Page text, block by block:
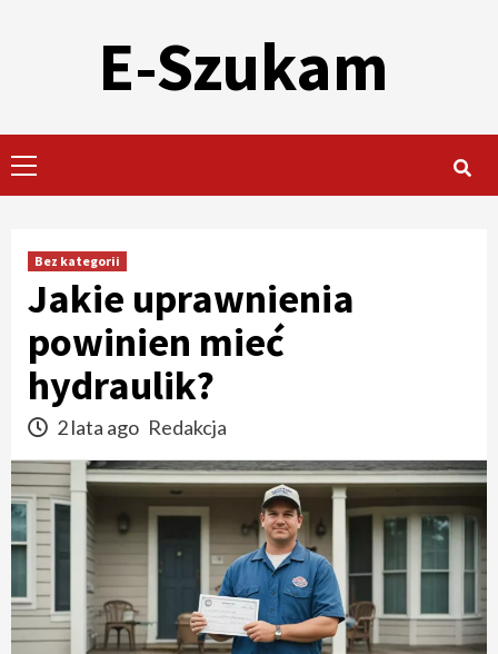
E-Szukam
Menu
Bez kategorii
Jakie uprawnienia
powinien mieć
hydraulik?
2 lata ago Redakcja